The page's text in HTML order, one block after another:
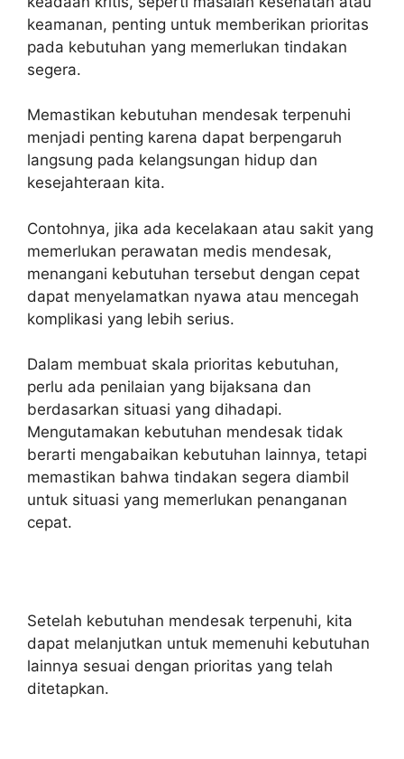
keamanan, penting untuk memberikan prioritas
pada kebutuhan yang memerlukan tindakan
segera.
Memastikan kebutuhan mendesak terpenuhi
menjadi penting karena dapat berpengaruh
langsung pada kelangsungan hidup dan
kesejahteraan kita.
Contohnya, jika ada kecelakaan atau sakit yang
memerlukan perawatan medis mendesak,
menangani kebutuhan tersebut dengan cepat
dapat menyelamatkan nyawa atau mencegah
komplikasi yang lebih serius.
Dalam membuat skala prioritas kebutuhan,
perlu ada penilaian yang bijaksana dan
berdasarkan situasi yang dihadapi.
Mengutamakan kebutuhan mendesak tidak
berarti mengabaikan kebutuhan lainnya, tetapi
memastikan bahwa tindakan segera diambil
untuk situasi yang memerlukan penanganan
cepat.
Setelah kebutuhan mendesak terpenuhi, kita
dapat melanjutkan untuk memenuhi kebutuhan
lainnya sesuai dengan prioritas yang telah
ditetapkan.